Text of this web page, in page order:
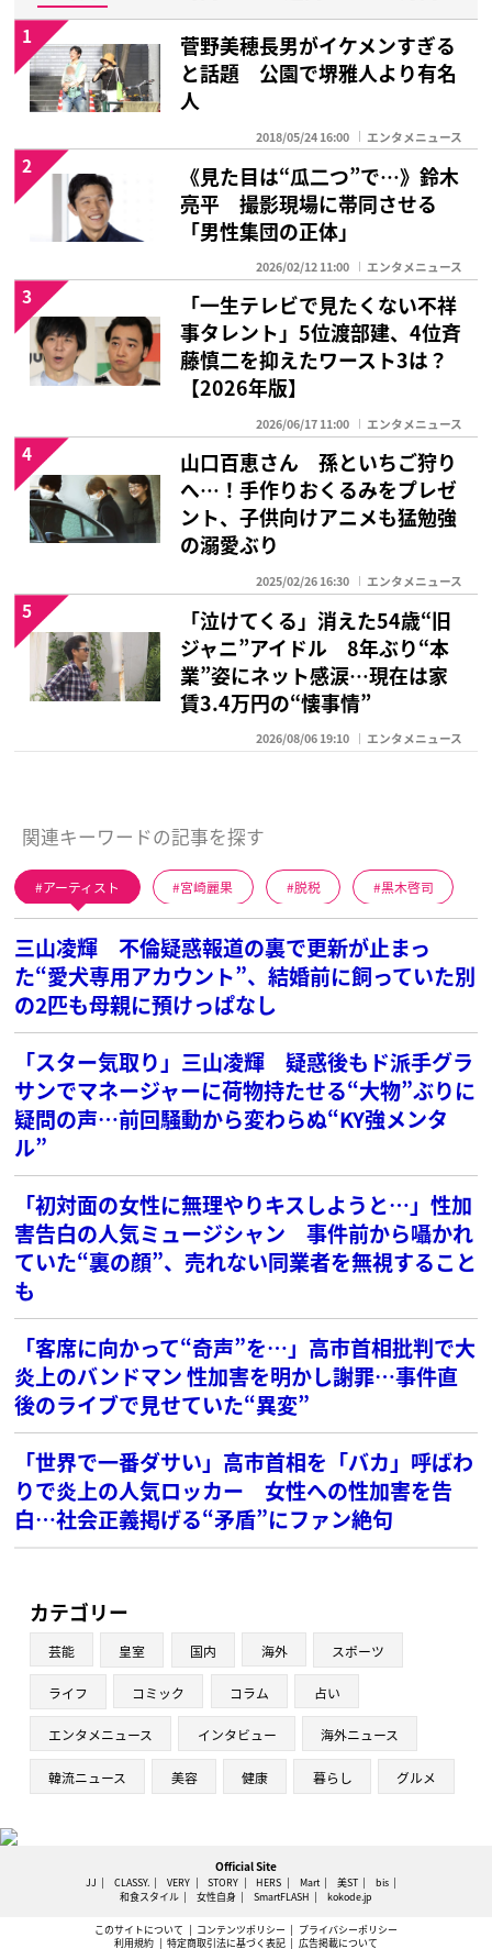
菅野美穂長男がイケメンすぎる
と話題 公園で堺雅人より有名
人
2018/05/24 16:00 エンタメニュース
1
《見た目は“瓜二つ”で…》鈴木
亮平 撮影現場に帯同させる
「男性集団の正体」
2026/02/12 11:00 エンタメニュース
2
「一生テレビで見たくない不祥
事タレント」5位渡部建、4位斉
藤慎二を抑えたワースト3は？
【2026年版】
2026/06/17 11:00 エンタメニュース
3
山口百恵さん 孫といちご狩り
へ…！手作りおくるみをプレゼ
ント、子供向けアニメも猛勉強
の溺愛ぶり
2025/02/26 16:30 エンタメニュース
4
「泣けてくる」消えた54歳“旧
ジャニ”アイドル 8年ぶり“本
業”姿にネット感涙…現在は家
賃3.4万円の“懐事情”
2026/08/06 19:10 エンタメニュース
5
関連キーワードの記事を探す
アーティスト 宮崎麗果 脱税 黒木啓司
三山凌輝 不倫疑惑報道の裏で更新が止まっ
た“愛犬専用アカウント”、結婚前に飼っていた別
の2匹も母親に預けっぱなし
「スター気取り」三山凌輝 疑惑後もド派手グラ
サンでマネージャーに荷物持たせる“大物”ぶりに
疑問の声…前回騒動から変わらぬ“KY強メンタ
ル”
「初対面の女性に無理やりキスしようと…」性加
害告白の人気ミュージシャン 事件前から囁かれ
ていた“裏の顔”、売れない同業者を無視すること
も
「客席に向かって“奇声”を…」高市首相批判で大
炎上のバンドマン 性加害を明かし謝罪…事件直
後のライブで見せていた“異変”
「世界で一番ダサい」高市首相を「バカ」呼ばわ
りで炎上の人気ロッカー 女性への性加害を告
白…社会正義掲げる“矛盾”にファン絶句
カテゴリー
芸能 皇室 国内 海外 スポーツ
ライフ コミック コラム 占い
エンタメニュース インタビュー 海外ニュース
韓流ニュース 美容 健康 暮らし グルメ
Official Site
JJ CLASSY. VERY STORY HERS Mart 美ST
bis
和食スタイル
女性自身 SmartFLASH kokode.jp
このサイトについて コンテンツポリシー
プライバシーポリシー
利用規約
特定商取引法に基づく表記 広告掲載について